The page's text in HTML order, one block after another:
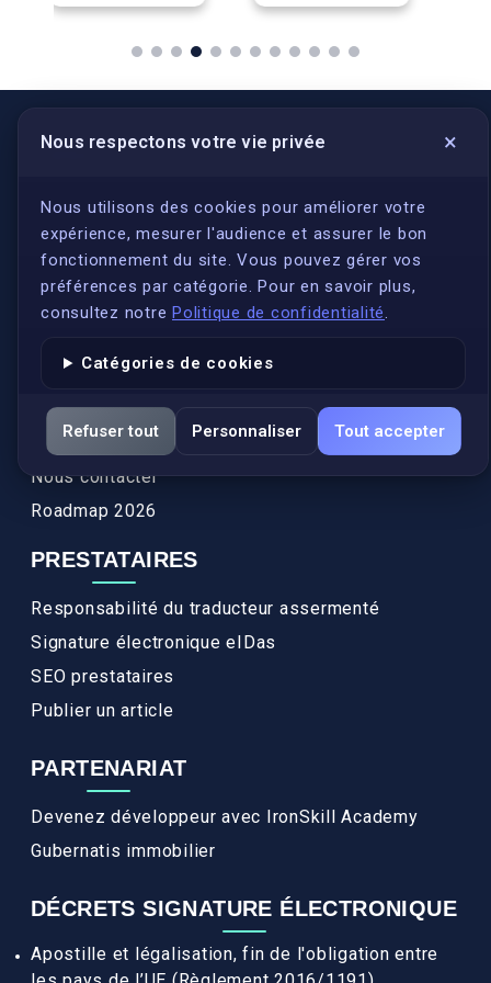
Nous respectons votre vie privée ×
Nous utilisons des cookies pour améliorer votre
expérience, mesurer l'audience et assurer le bon
fonctionnement du site. Vous pouvez gérer vos
préférences par catégorie. Pour en savoir plus,
consultez notre Politique de confidentialité.
Catégories de cookies
Refuser tout Personnaliser Tout accepter
LIENS UTILES
S'inscrire
Qui sommes-nous ?
Conformité
Annuaires des traducteurs assermentés
Actualités
Services
FAQ
Nous contacter
Roadmap 2026
PRESTATAIRES
Responsabilité du traducteur assermenté
Signature électronique eIDas
SEO prestataires
Publier un article
PARTENARIAT
Devenez développeur avec IronSkill Academy
Gubernatis immobilier
DÉCRETS SIGNATURE ÉLECTRONIQUE
Apostille et légalisation, fin de l'obligation entre